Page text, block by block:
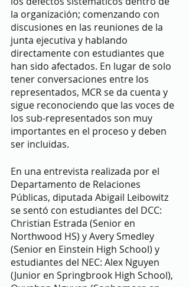
la organización; comenzando con
discusiones en las reuniones de la
junta ejecutiva y hablando
directamente con estudiantes que
han sido afectados. En lugar de solo
tener conversaciones entre los
representados, MCR se da cuenta y
sigue reconociendo que las voces de
los sub-representados son muy
importantes en el proceso y deben
ser incluidas.
En una entrevista realizada por el
Departamento de Relaciones
Públicas, diputada Abigail Leibowitz
se sentó con estudiantes del DCC:
Christian Estrada (Senior en
Northwood HS) y Avery Smedley
(Senior en Einstein High School) y
estudiantes del NEC: Alex Nguyen
(Junior en Springbrook High School),